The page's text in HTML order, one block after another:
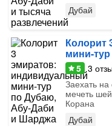
Дубай
Колорит
мини-
5 3
Заехать
мечеть
Корана
Дубай